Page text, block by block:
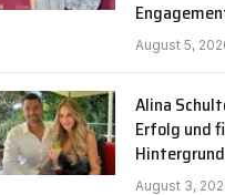
August 5,
Alina
Erfolg und
Hintergrund
August 3,